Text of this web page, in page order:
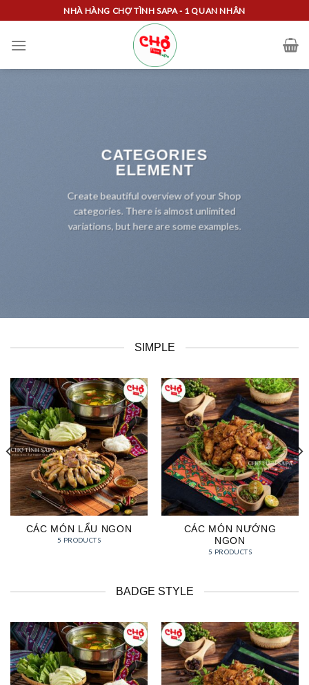
content
NHÀ HÀNG CHỢ TÌNH SAPA - 1 QUAN NHÂN
CATEGORIES
ELEMENT
Create beautiful overview of your Shop
categories. There is almost unlimited
variations, but here are some examples.
SIMPLE
CÁC MÓN LẨU NGON
5 PRODUCTS
CÁC MÓN NƯỚNG
NGON
5 PRODUCTS
BADGE STYLE